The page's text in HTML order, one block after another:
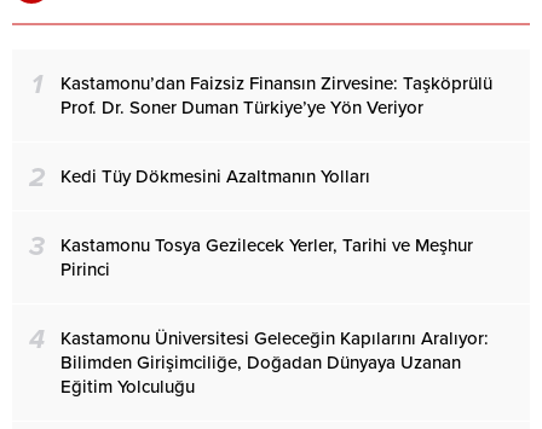
1
Kastamonu’dan Faizsiz Finansın Zirvesine: Taşköprülü
Prof. Dr. Soner Duman Türkiye’ye Yön Veriyor
2 Kedi Tüy Dökmesini Azaltmanın Yolları
3
Kastamonu Tosya Gezilecek Yerler, Tarihi ve Meşhur
Pirinci
4
Kastamonu Üniversitesi Geleceğin Kapılarını Aralıyor:
Bilimden Girişimciliğe, Doğadan Dünyaya Uzanan
Eğitim Yolculuğu